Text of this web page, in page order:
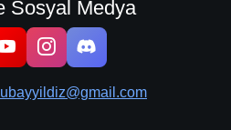
Sosyal Medya